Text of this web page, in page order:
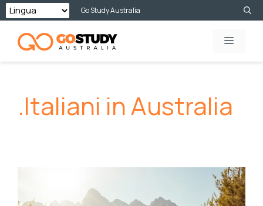
Vai
contenuto
Go Study Australia
MENU
.Italiani in Australia